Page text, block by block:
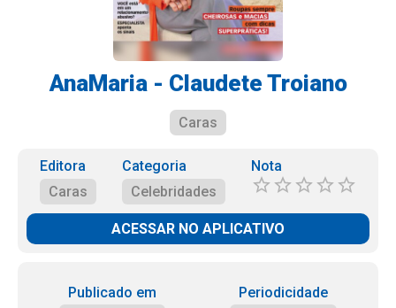
AnaMaria - Claudete Troiano
Caras
Editora
Caras
Categoria
Celebridades
Nota
ACESSAR NO APLICATIVO
Publicado em
Periodicidade